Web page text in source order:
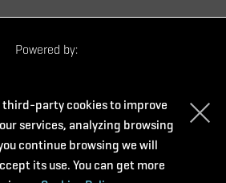
Powered by:
third-party cookies to improve
services, analyzing browsing
continue browsing we will
its use. You can get more